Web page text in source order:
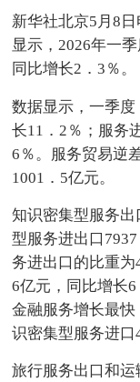
新华社北京5月8
显示，2026年一
同比增长2．3％。
数据显示，一季
长11．2％；服务
6％。服务贸易逆
1001．5亿元。
知识密集型服务
型服务进出口
务进出口的比重为
6亿元，同比增长6
金融服务增长最
识密集型服务进口
旅行服务出口和